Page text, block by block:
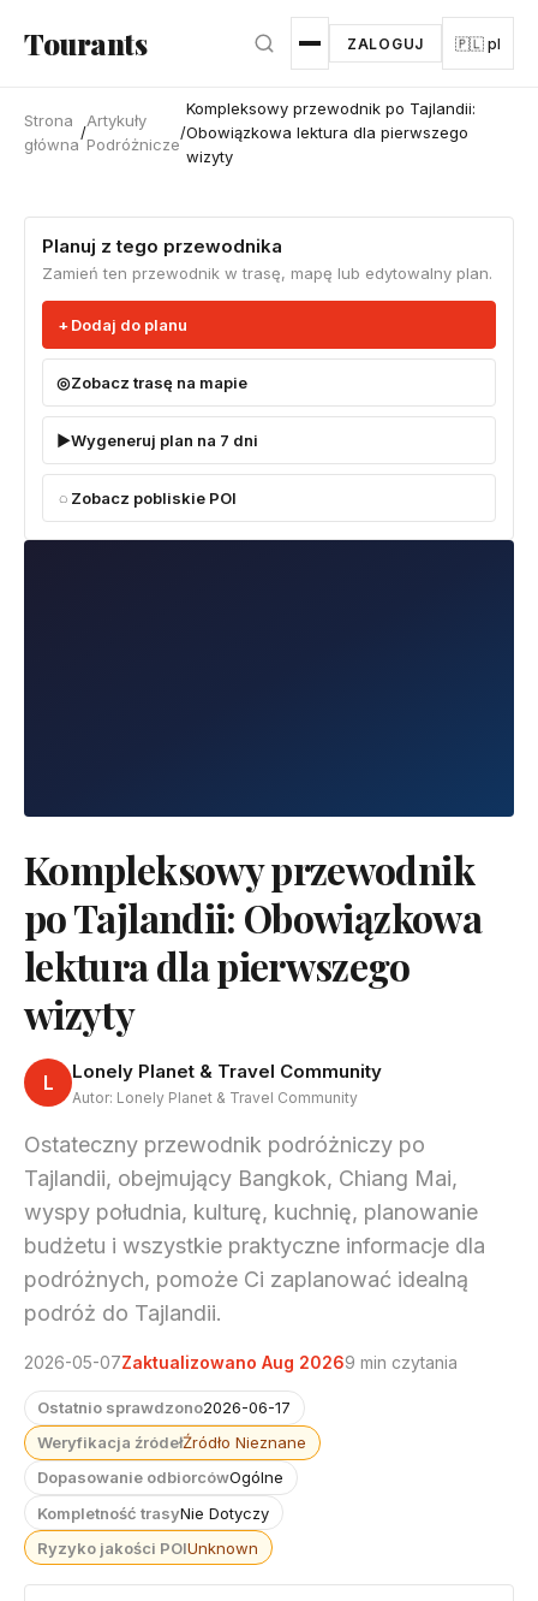
Tourants ZALOGUJ 🇵🇱 pl
Strona
główna
/
Artykuły
Podróżnicze
/
Kompleksowy przewodnik po Tajlandii:
Obowiązkowa lektura dla pierwszego
wizyty
Planuj z tego przewodnika
Zamień ten przewodnik w trasę, mapę lub edytowalny plan.
Dodaj do planu
Zobacz trasę na mapie
Wygeneruj plan na 7 dni
Zobacz pobliskie POI
Kompleksowy przewodnik
po Tajlandii: Obowiązkowa
lektura dla pierwszego
wizyty
L Lonely Planet & Travel Community
Autor: Lonely Planet & Travel Community
Ostateczny przewodnik podróżniczy po
Tajlandii, obejmujący Bangkok, Chiang Mai,
wyspy południa, kulturę, kuchnię, planowanie
budżetu i wszystkie praktyczne informacje dla
podróżnych, pomoże Ci zaplanować idealną
podróż do Tajlandii.
2026-05-07Zaktualizowano Aug 20269 min czytania
Ostatnio sprawdzono2026-06-17
Weryfikacja źródełŹródło Nieznane
Dopasowanie odbiorcówOgólne
Kompletność trasyNie Dotyczy
Ryzyko jakości POIUnknown